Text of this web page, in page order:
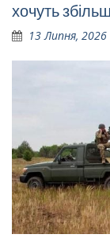
хочуть
13 Липня, 2026